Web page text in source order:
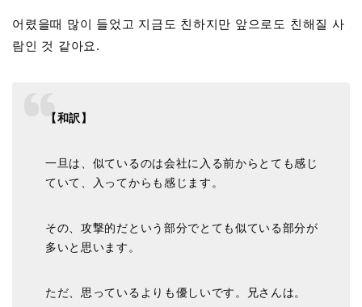
어렸을때 많이 들었고 지금도 친하지만 앞으로도 친해질 사
람인 것 같아요.
【和訳】
一旦は、似ているのは会社に入る前からとても感じ
ていて、入ってからも感じます。
その、攻撃的だという部分でとても似ている部分が
多いと思います。
ただ、思っているよりも優しいです。兄さんは。